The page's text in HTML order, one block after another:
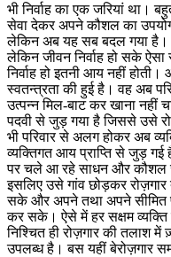
भी निर्वाह का एक जरियां था।
सेवा देकर अपने कौशल का
लेकिन अब यह सब बदल गया है।
लेकिन जीवन निर्वाह हो सके
निर्वाह हो इतनी आय नहीं
स्वतन्त्रता की हुई है। वह अब
उत्पन्न मिल-बाट कर खाना
पदवी से जुड़ गया है जिससे उसे
भी परिवार से अलग होकर अब
व्यक्तिगत आय प्राप्ति से जुड़
पर चले आ रहे साधन और कौशल से
इसलिए उसे गांव छोड़कर
सके और अपने तथा अपने सीमित
कर सके। ऐसे में हर सक्षम व्यक्ति
निश्चित ही रोज़गार की तलाश
उपलब्ध है। बस यहीं बेरोज़गार